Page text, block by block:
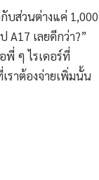
ส่วนต่างแค่ 1,000
เลยดีกว่า?”
พี่ ๆ ไรเดอร์ที่
ราต้องจ่ายเพิ่มนั้น